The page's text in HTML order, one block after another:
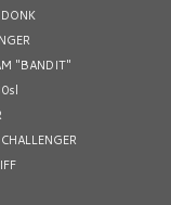
"BANDIT"